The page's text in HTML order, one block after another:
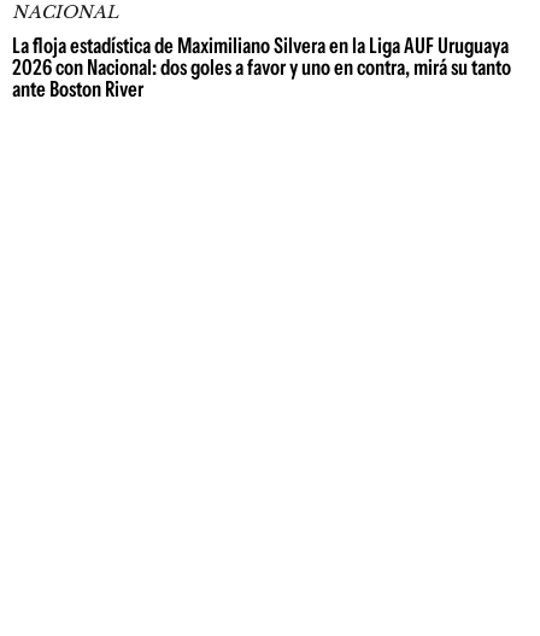
NACIONAL
La floja estadística de Maximiliano Silvera en la Liga AUF Uruguaya
2026 con Nacional: dos goles a favor y uno en contra, mirá su tanto
ante Boston River